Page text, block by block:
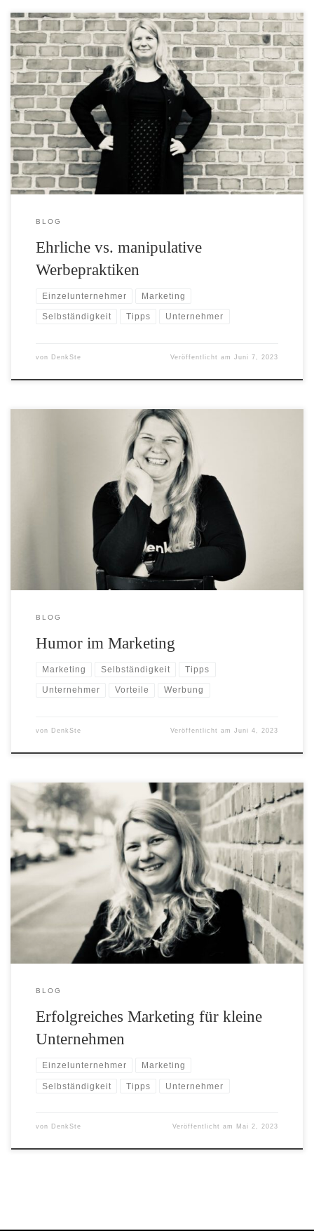
Ehrliche vs. manipulative Werbepraktiken - Kennst Du diese
Marketingtricks? Wenn Du diese Tricks und Werbepraktiken
durchschaust, kannst Du als Konsument viel bewusstere
Kaufentscheidungen treffen. Kleinen und lokalen Unternehmen
empfehle ich dringend, nur auf ehrliche Werbepraktiken zu setzen und
mit hoher Qualität sowie kundenorientiertem Service zu punkten.
BLOG
Ehrliche vs. manipulative
Werbepraktiken
Einzelunternehmer Marketing
Selbständigkeit Tipps Unternehmer
von DenkSte Veröffentlicht amJuni 7, 2023
70% der Deutschen finden Werbung langweilig. Ich auch! Der
Großteil der Menschen möchte lieber, insbesondere auf Social Media,
unterhaltsame Inhalte konsumieren. Warum dann also nicht auch in
der Werbung mehr Humor wagen? Es ist nämlich erwiesen, dass
humorvolle Werbung viel besser im Gedächtnis bleibt und die
Menschen eher ein gutes Gefühl zur Marke entwickeln.
BLOG
Humor im Marketing
Marketing Selbständigkeit Tipps
Unternehmer Vorteile Werbung
von DenkSte Veröffentlicht amJuni 4, 2023
Erfolgreiches Marketing für kleine Unternehmen Die 10 Basic-Tipps
für Deinen langfristigen Marketingerfolg Das solltest Du beachten und
umsetzen, damit Du Dich gegen die Wettbewerber am Markt
behaupten kannst, ganz gleich ob Du bereits seit längerem aktiv bist
oder neu gegründet hast: Kenne Deine Zielgruppe Bevor Du
überhaupt mit der Vermarktung […]
BLOG
Erfolgreiches Marketing für kleine
Unternehmen
Einzelunternehmer Marketing
Selbständigkeit Tipps Unternehmer
von DenkSte Veröffentlicht am Mai 2, 2023